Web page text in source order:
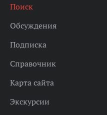
Поиск
Обсуждения
Подписка
Справочник
Карта сайта
Экскурсии